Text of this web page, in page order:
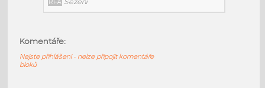
RFA Sezení
HermanMiller_Seating_Swoop_OA101_LeftArmChair
HermanMiller Seating Swoop OA101 LeftArmChair
Komentáře:
Nejste přihlášeni - nelze připojit komentáře
bloků